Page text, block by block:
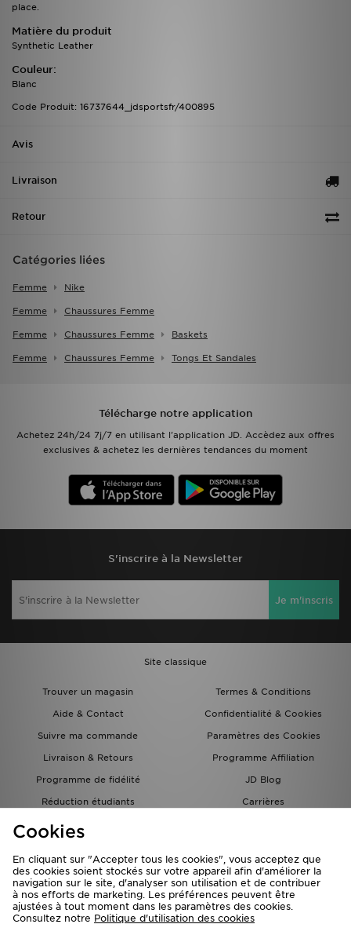
place.
Matière du produit
Synthetic Leather
Couleur:
Blanc
Code Produit: 16737644_jdsportsfr/400895
Avis
Livraison
Retour
Catégories liées
Femme Nike
Femme Chaussures Femme
Femme Chaussures Femme Baskets
Femme Chaussures Femme Tongs Et Sandales
Télécharge notre application
Achetez 24h/24 7j/7 en utilisant l'application JD. Accèdez aux offres
exclusives & achetez les dernières tendances du moment
S'inscrire à la Newsletter
Je m'inscris
Site classique
Trouver un magasin
Termes & Conditions
Aide & Contact
Confidentialité & Cookies
Suivre ma commande
Paramètres des Cookies
Livraison & Retours
Programme Affiliation
Programme de fidélité
JD Blog
Réduction étudiants
Carrières
Carte Cadeau
Cookies
En cliquant sur "Accepter tous les cookies", vous acceptez que
des cookies soient stockés sur votre appareil afin d'améliorer la
navigation sur le site, d'analyser son utilisation et de contribuer
à nos efforts de marketing. Les préférences peuvent être
ajustées à tout moment dans les paramètres des cookies.
Consultez notre Politique d'utilisation des cookies